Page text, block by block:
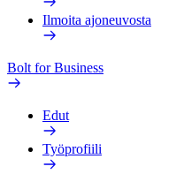
Ilmoita ajoneuvosta
Bolt for Business
Edut
Työprofiili